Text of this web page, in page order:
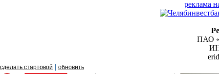
реклама
ПАО
сделать стартовой обновить